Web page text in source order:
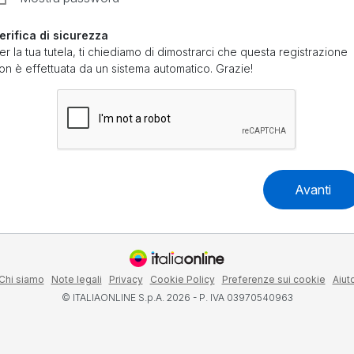
di sicurezza
la tua tutela, ti chiediamo di dimostrarci che questa registrazione
è effettuata da un sistema automatico. Grazie!
Avanti
Chi siamo Note legali Privacy Cookie Policy Preferenze sui cookie
© ITALIAONLINE S.p.A. 2026 - P. IVA 03970540963